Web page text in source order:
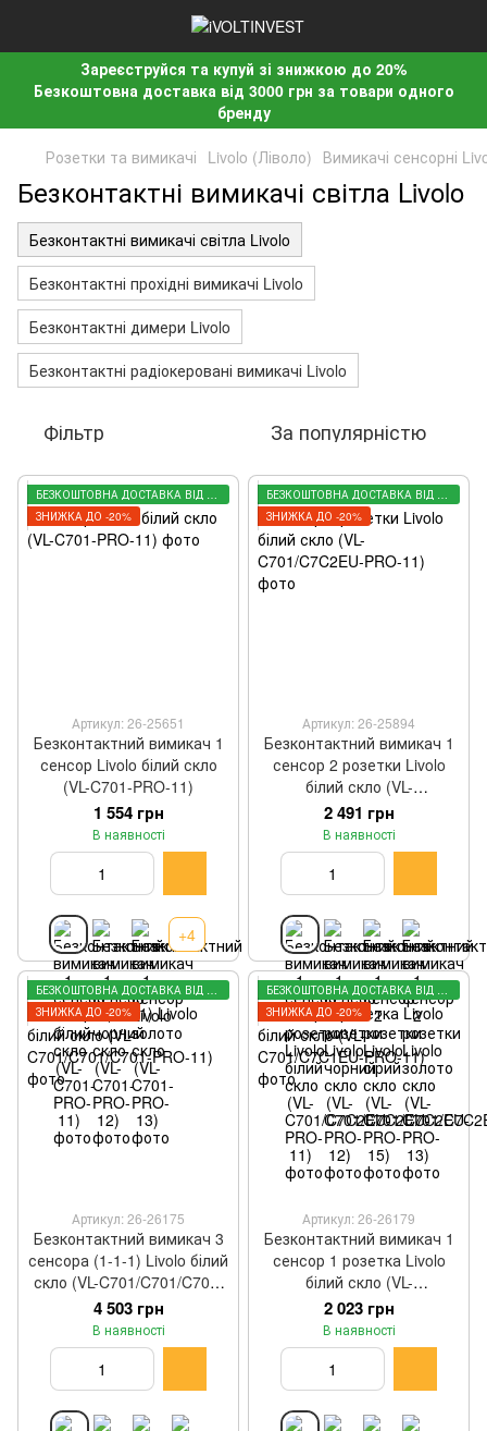
Зареєструйся та купуй зі знижкою до 20%
Безкоштовна доставка від 3000 грн за товари одного
бренду
Розетки та вимикачі Livolo (Ліволо) Вимикачі сенсорні
Безконтактні вимикачі світла Livolo
Безконтактні вимикачі світла Livolo
Безконтактні прохідні вимикачі Livolo
Безконтактні димери Livolo
Безконтактні радіокеровані вимикачі Livolo
Фільтр За популярністю
БЕЗКОШТОВНА ДОСТАВКА ВІД 3000 ГРН
ЗНИЖКА ДО -20%
Артикул: 26-25651
Безконтактний вимикач 1
сенсор Livolo білий скло
(VL-C701-PRO-11)
1 554 грн
В наявності
+4
БЕЗКОШТОВНА ДОСТАВКА ВІД 3000 ГРН
ЗНИЖКА ДО -20%
Артикул: 26-25894
Безконтактний вимикач 1
сенсор 2 розетки Livolo
білий скло (VL-
C701/C7C2EU-PRO-11)
2 491 грн
В наявності
БЕЗКОШТОВНА ДОСТАВКА ВІД 3000 ГРН
ЗНИЖКА ДО -20%
Артикул: 26-26175
Безконтактний вимикач 3
сенсора (1-1-1) Livolo білий
скло (VL-C701/C701/C701-
PRO-11)
4 503 грн
В наявності
БЕЗКОШТОВНА ДОСТАВКА ВІД 3000 ГРН
ЗНИЖКА ДО -20%
Артикул: 26-26179
Безконтактний вимикач 1
сенсор 1 розетка Livolo
білий скло (VL-
C701/C7C1EU-PRO-11)
2 023 грн
В наявності